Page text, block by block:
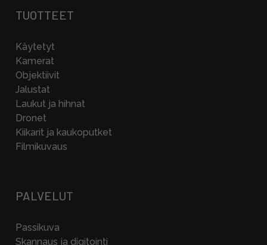
TUOTTEET
Käytetyt
Kamerat
Objektiivit
Jalustat
Laukut ja hihnat
Dronet
Kiikarit ja kaukoputket
Filmikuvaus
PALVELUT
Passikuva
Skannaus ja digitointi